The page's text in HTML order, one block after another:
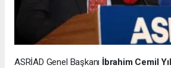
ASRİAD Genel Başkanı İbrahim Cemil